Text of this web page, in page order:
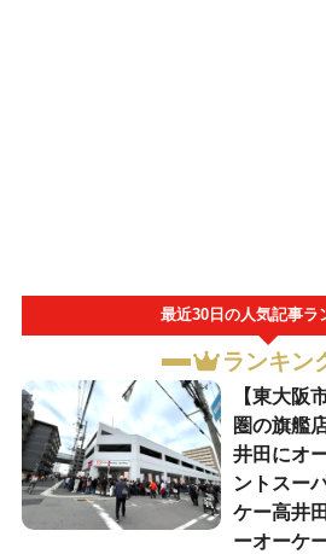
最近30日の人気記事ラ
ランキン
【東大阪
圏の旗艦
井田にオ
ントスー
ケー高井
ーオーケ